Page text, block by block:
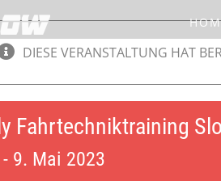
DIESE VERANSTALTUNG HAT
Fahrtechniktraining
- 9. Mai 2023